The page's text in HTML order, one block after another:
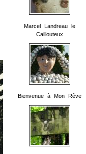
Marcel Landreau le
Caillouteux
Bienvenue à Mon Rêve